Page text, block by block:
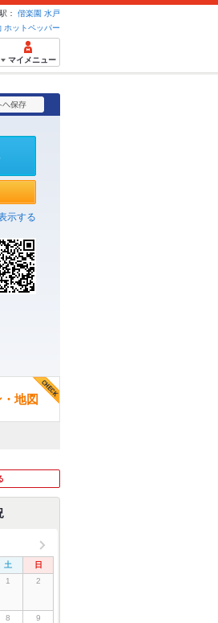
： 偕楽園 水戸
ホットペッパー
マイメニュー
示する
地図
土
日
1
2
8
9